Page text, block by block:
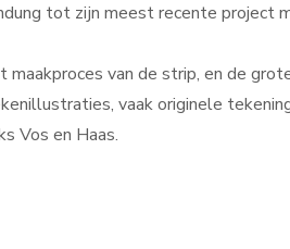
tot zijn meest recente project
van de strip, en de
vaak originele
Vos en Haas.